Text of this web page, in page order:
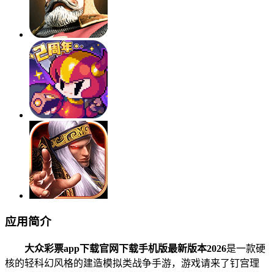
应用简介
大众彩票app下载官网下载手机版最新版本2026是一款硬
核的轻科幻风格的建造模拟类战争手游，游戏请来了钉宫理